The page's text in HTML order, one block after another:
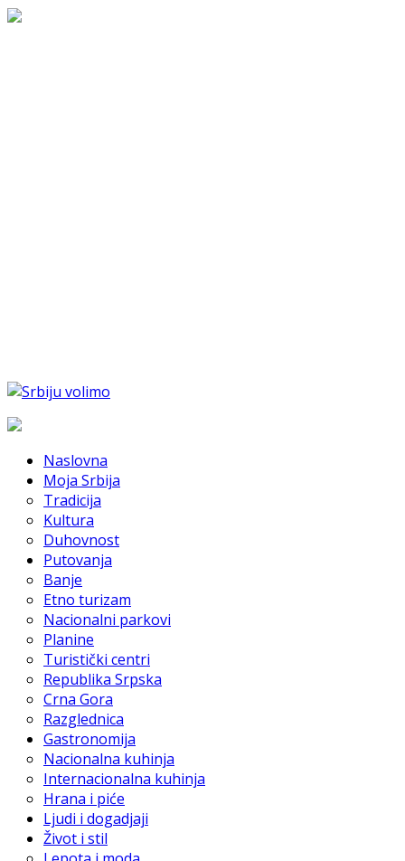
Naslovna
Moja Srbija
Tradicija
Kultura
Duhovnost
Putovanja
Banje
Etno turizam
Nacionalni parkovi
Planine
Turistički centri
Republika Srpska
Crna Gora
Razglednica
Gastronomija
Nacionalna kuhinja
Internacionalna kuhinja
Hrana i piće
Ljudi i dogadjaji
Život i stil